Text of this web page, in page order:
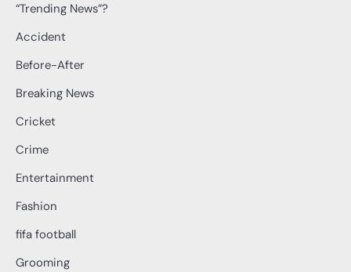
“Trending News”?
Accident
Before-After
Breaking News
Cricket
Crime
Entertainment
Fashion
fifa football
Grooming